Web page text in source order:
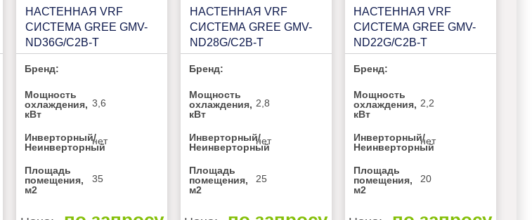
НАСТЕННАЯ VRF
СИСТЕМА GREE GMV-
ND36G/C2B-T
Бренд:
Мощность
охлаждения,
кВт
3,6
Инверторный/
Неинверторный
нет
Площадь
помещения,
м2
35
НАСТЕННАЯ VRF
СИСТЕМА GREE GMV-
ND28G/C2B-T
Бренд:
Мощность
охлаждения,
кВт
2,8
Инверторный/
Неинверторный
нет
Площадь
помещения,
м2
25
НАСТЕННАЯ VRF
СИСТЕМА GREE GMV-
ND22G/C2B-T
Бренд:
Мощность
охлаждения,
кВт
2,2
Инверторный/
Неинверторный
нет
Площадь
помещения,
м2
20